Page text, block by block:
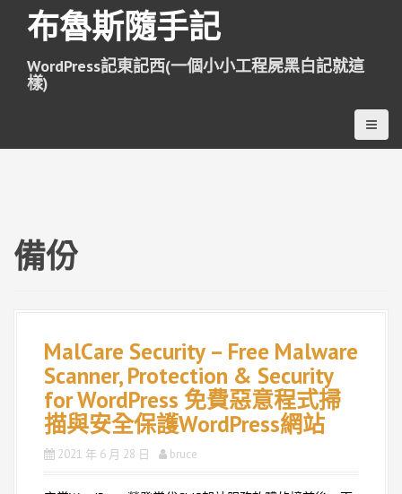
布魯斯隨手記
WordPress記東記西(一個小小工程屍黑白記就這
樣)
備份
MalCare Security – Free Malware
Scanner, Protection & Security
for WordPress 免費惡意程式掃
描與安全保護WordPress網站
2021 年 6 月 28 日 bruce